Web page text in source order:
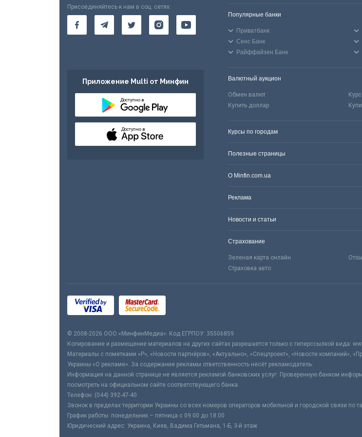
Присоединяйтесь к нам в соц. сетях:
Приложение Multi от Минфин
Доступно в
Доступно в
Популярные банки
Приватбанк
Сенс Банк
Райффайзен Банк
Валютный аукцион
Обмен валют
Купить доллар
Курсы по городам
Полезные страницы
О Minfin.com.ua
Реклама
Новости и статьи
Страхование
Зеленая карта онлайн
Страховка авто
© 2008-2026 ООО «МинфинМедиа». Код ЕГРПОУ: 35506859
Копирование и размещение материалов на других сайтах разрешается только с гиперссылкой вида:
Материалы с пометками «Р», «Новости партнёров», «Актуально», «Спецпроект», «Новости компаний»,
Украины «О рекламе». За содержание рекламы ответственность несёт рекламодатель.
Информация на данной странице не является рекламой банковских услуг. Проверенную банком
посмотреть на официальном сайте соответствующего банка.
Телефон: (044) 392-47-40
Звонок в пределах территории Украины со всех номеров операторов мобильной и городской связи по
График работы: понедельник – пятница с 09:00 до 18:00
Юридический адрес: Украина, Киев, Вадима Гетьмана, 1-Б, 3-й этаж